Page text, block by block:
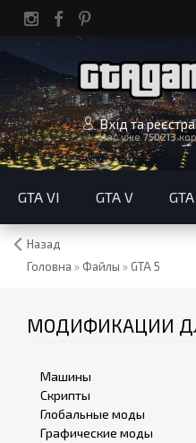
Вхід та
Нас уже750213
GTA VI GTA V
Назад
Головна »Файлы » GTA 5
МОДИФИКАЦИИ
Машины
Скрипты
Глобальные моды
Графические моды